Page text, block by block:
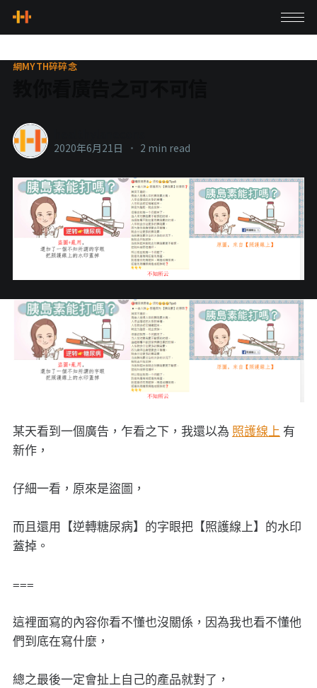
網MYTH碎碎念
2020年6月21日 • 2 min read
某天看到一個廣告，乍看之下，我還以為 照護線上 有
新作，
仔細一看，原來是盜圖，
而且還用【逆轉糖尿病】的字眼把【照護線上】的水印
蓋掉。
===
這裡面寫的內容你看不懂也沒關係，因為我也看不懂他
們到底在寫什麼，
總之最後一定會扯上自己的產品就對了，